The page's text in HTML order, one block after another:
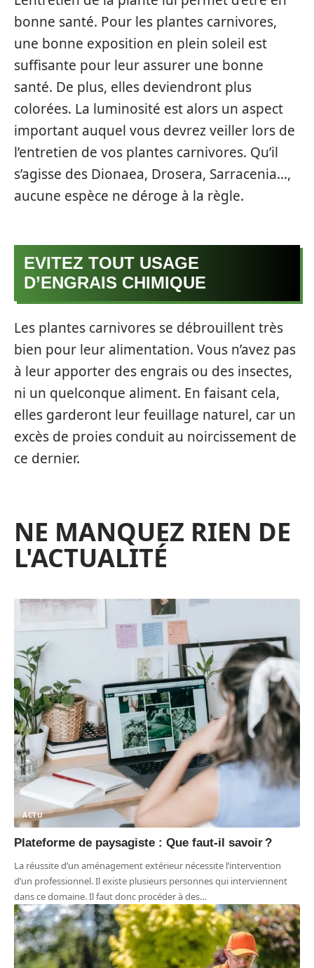
bonne santé. Pour les plantes carnivores,
une bonne exposition en plein soleil est
suffisante pour leur assurer une bonne
santé. De plus, elles deviendront plus
colorées. La luminosité est alors un aspect
important auquel vous devrez veiller lors de
l’entretien de vos plantes carnivores. Qu’il
s’agisse des Dionaea, Drosera, Sarracenia…,
aucune espèce ne déroge à la règle.
EVITEZ TOUT USAGE
D’ENGRAIS CHIMIQUE
Les plantes carnivores se débrouillent très
bien pour leur alimentation. Vous n’avez pas
à leur apporter des engrais ou des insectes,
ni un quelconque aliment. En faisant cela,
elles garderont leur feuillage naturel, car un
excès de proies conduit au noircissement de
ce dernier.
NE MANQUEZ RIEN DE
L'ACTUALITÉ
ACTU
Plateforme de paysagiste : Que faut-il savoir ?
La réussite d’un aménagement extérieur nécessite l’intervention
d’un professionnel. Il existe plusieurs personnes qui interviennent
dans ce domaine. Il faut donc procéder à des…